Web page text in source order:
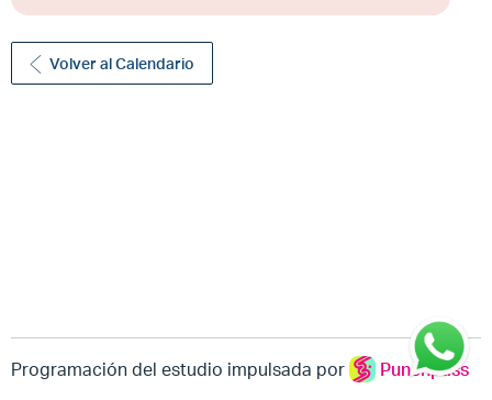
Volver al Calendario
Programación del estudio impulsada por Punchpass